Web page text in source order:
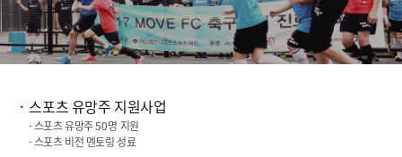
스포츠 유망주 지원사업
· 스포츠 유망주50명 지원
· 스포츠 비전 멘토링 성료